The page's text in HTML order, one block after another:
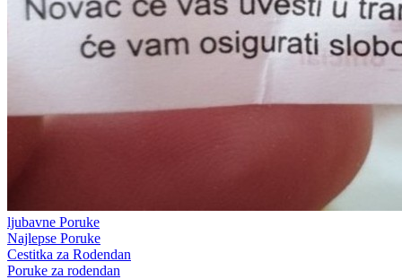
ljubavne Poruke
Najlepse Poruke
Cestitka za Rodendan
Poruke za rodendan